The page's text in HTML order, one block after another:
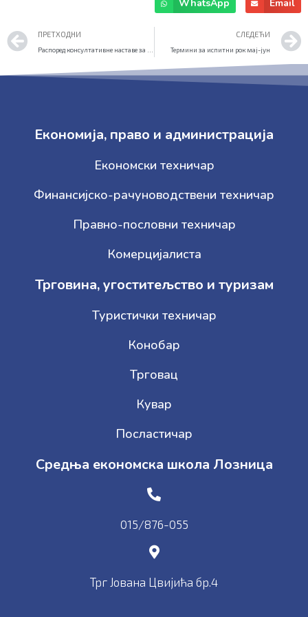
WhatsApp Email
Prev
ПРЕТХОДНИ СЛЕДЕЋИ
Термини за испитни рок мај-јун
Економија, право и администрација
Економски техничар
Финансијско-рачуноводствени техничар
Правно-пословни техничар
Комерцијалиста
Трговина, угоститељство и туризам
Туристички техничар
Конобар
Трговац
Кувар
Посластичар
Средња економска школа Лозница
015/876-055
Трг Јована Цвијића бр.4